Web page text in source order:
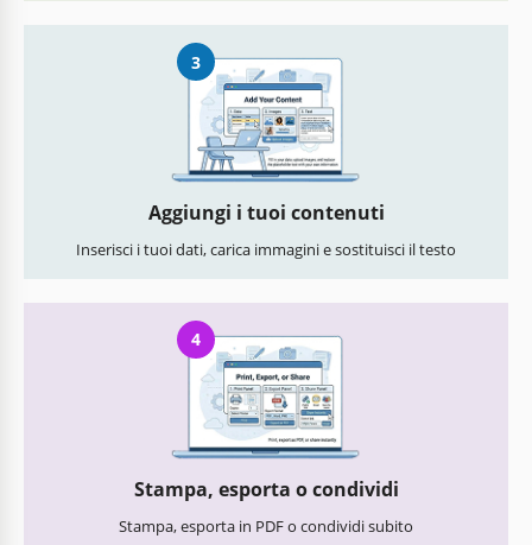
3
Aggiungi i tuoi contenuti
Inserisci i tuoi dati, carica immagini e sostituisci il testo
4
Stampa, esporta o condividi
Stampa, esporta in PDF o condividi subito